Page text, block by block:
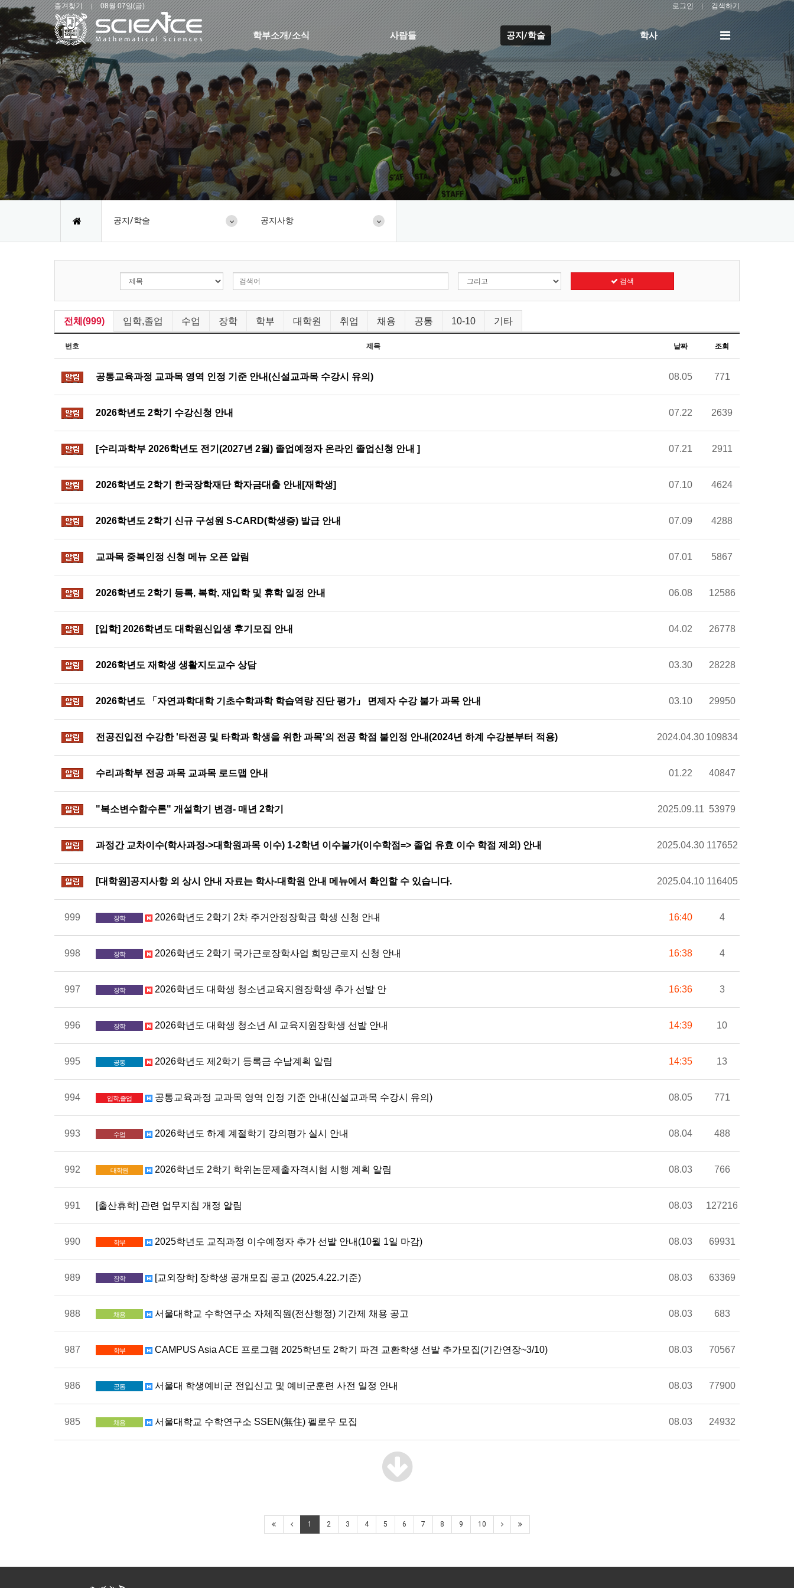
즐겨찾기 08월 07일(금) 로그인 검색하기
학부소개/소식 사람들 공지/학술 학사
전
메
뉴
공지/학술 공지사항
검색
전체(999) 입학,졸업 수업 장학 학부 대학원 취업 채용 공통 10-10 기타
번호 제목 날짜 조회
알림
공통교육과정 교과목 영역 인정 기준 안내(신설교과목 수강시 유의) 08.05 771
알림
2026학년도 2학기 수강신청 안내 07.22 2639
알림
[수리과학부 2026학년도 전기(2027년 2월) 졸업예정자 온라인 졸업신청 안내 ] 07.21 2911
알림
2026학년도 2학기 한국장학재단 학자금대출 안내[재학생] 07.10 4624
알림
2026학년도 2학기 신규 구성원 S-CARD(학생증) 발급 안내 07.09 4288
알림
교과목 중복인정 신청 메뉴 오픈 알림 07.01 5867
알림
2026학년도 2학기 등록, 복학, 재입학 및 휴학 일정 안내 06.08 12586
알림
[입학] 2026학년도 대학원신입생 후기모집 안내 04.02 26778
알림
2026학년도 재학생 생활지도교수 상담 03.30 28228
알림
2026학년도 「자연과학대학 기초수학과학 학습역량 진단 평가」 면제자 수강 불가 과목 안내 03.10 29950
알림
전공진입전 수강한 '타전공 및 타학과 학생을 위한 과목'의 전공 학점 불인정 안내(2024년 하계 수강분부터 적용) 2024.04.30 109834
알림
수리과학부 전공 과목 교과목 로드맵 안내 01.22 40847
알림
"복소변수함수론" 개설학기 변경- 매년 2학기 2025.09.11 53979
알림
과정간 교차이수(학사과정->대학원과목 이수) 1-2학년 이수불가(이수학점=> 졸업 유효 이수 학점 제외) 안내 2025.04.30 117652
알림
[대학원]공지사항 외 상시 안내 자료는 학사-대학원 안내 메뉴에서 확인할 수 있습니다. 2025.04.10 116405
999 장학 2026학년도 2학기 2차 주거안정장학금 학생 신청 안내 16:40 4
998 장학 2026학년도 2학기 국가근로장학사업 희망근로지 신청 안내 16:38 4
997 장학 2026학년도 대학생 청소년교육지원장학생 추가 선발 안 16:36 3
996 장학 2026학년도 대학생 청소년 AI 교육지원장학생 선발 안내 14:39 10
995 공통 2026학년도 제2학기 등록금 수납계획 알림 14:35 13
994 입학,졸업 공통교육과정 교과목 영역 인정 기준 안내(신설교과목 수강시 유의) 08.05 771
993 수업 2026학년도 하계 계절학기 강의평가 실시 안내 08.04 488
992 대학원 2026학년도 2학기 학위논문제출자격시험 시행 계획 알림 08.03 766
991 [출산휴학] 관련 업무지침 개정 알림 08.03 127216
990 학부 2025학년도 교직과정 이수예정자 추가 선발 안내(10월 1일 마감) 08.03 69931
989 장학 [교외장학] 장학생 공개모집 공고 (2025.4.22.기준) 08.03 63369
988 채용 서울대학교 수학연구소 자체직원(전산행정) 기간제 채용 공고 08.03 683
987 학부 CAMPUS Asia ACE 프로그램 2025학년도 2학기 파견 교환학생 선발 추가모집(기간연장~3/10) 08.03 70567
986 공통 서울대 학생예비군 전입신고 및 예비군훈련 사전 일정 안내 08.03 77900
985 채용 서울대학교 수학연구소 SSEN(無住) 펠로우 모집 08.03 24932
1 2 3 4 5 6 7 8 9 10